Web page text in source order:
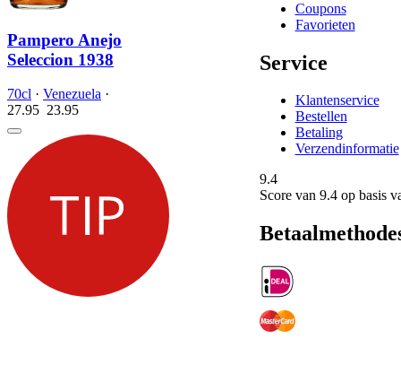
Pampero Anejo
Seleccion 1938
70cl · Venezuela ·
27.95 23.95
Coupons
Favorieten
Service
Klantenservice
Bestellen
Betaling
Verzendinformatie
9.4
Score van 9.4op basis